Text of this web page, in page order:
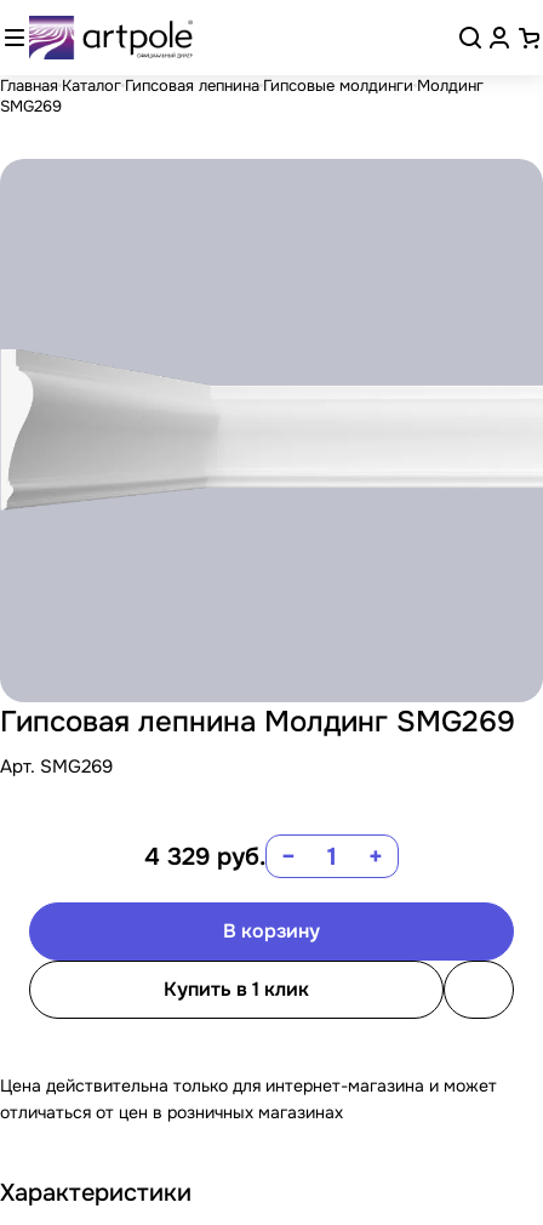
Главная Каталог Гипсовая лепнина Гипсовые молдинги Молдинг
SMG269
Гипсовая лепнина Молдинг SMG269
Арт. SMG269
4 329 руб. − +
В корзину
Купить в 1 клик
Цена действительна только для интернет-магазина и может
отличаться от цен в розничных магазинах
Характеристики